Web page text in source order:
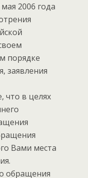
2006 года
порядке
заявления
в целях
Вами места
обращения